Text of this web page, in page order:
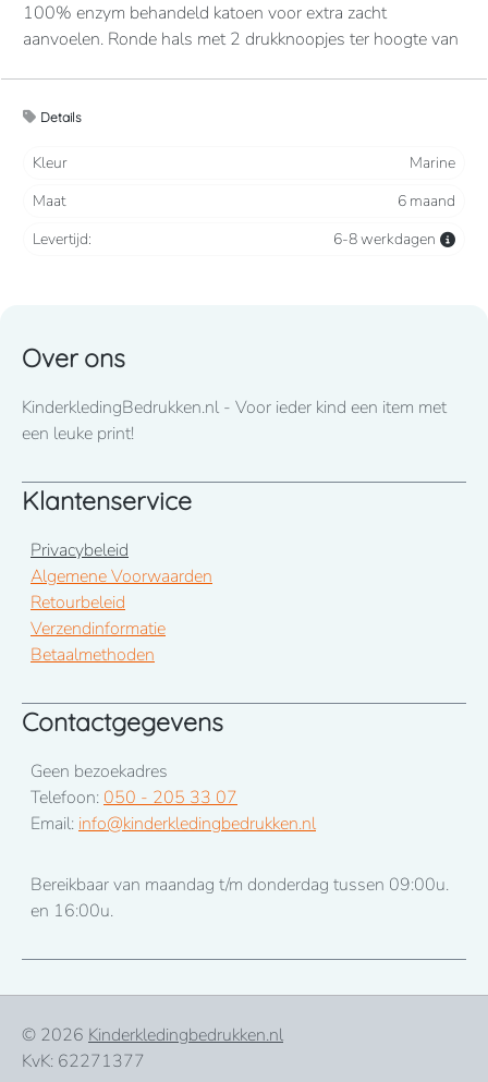
100% enzym behandeld katoen voor extra zacht
aanvoelen. Ronde hals met 2 drukknoopjes ter hoogte van
Details
Kleur
Marine
Maat
6 maand
Levertijd:
6-8 werkdagen
Over ons
KinderkledingBedrukken.nl - Voor ieder kind een item met
een leuke print!
Klantenservice
Privacybeleid
Algemene Voorwaarden
Retourbeleid
Verzendinformatie
Betaalmethoden
Contactgegevens
Geen bezoekadres
Telefoon: 050 - 205 33 07
Email: info@kinderkledingbedrukken.nl
Bereikbaar van maandag t/m donderdag tussen 09:00u.
en 16:00u.
© 2026 Kinderkledingbedrukken.nl
KvK: 62271377